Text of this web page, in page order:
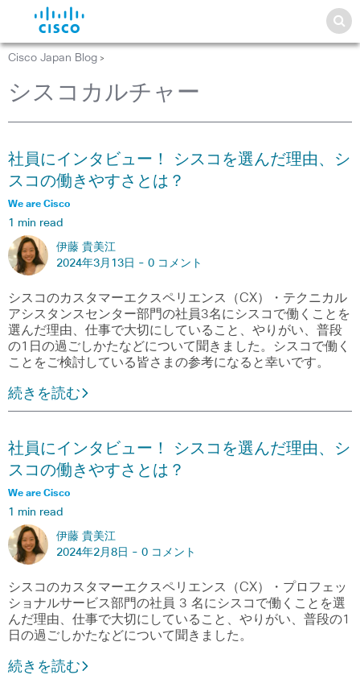
Cisco Japan Blog >
シスコカルチャー
社員にインタビュー！ シスコを選んだ理由、シ
スコの働きやすさとは？
We are Cisco
1 min read
伊藤 貴美江
2024年3月13日 - 0 コメント
シスコのカスタマーエクスペリエンス（CX）・テクニカル
アシスタンスセンター部門の社員3名にシスコで働くことを
選んだ理由、仕事で大切にしていること、やりがい、普段
の1日の過ごしかたなどについて聞きました。シスコで働く
ことをご検討している皆さまの参考になると幸いです。
続きを読む
社員にインタビュー！ シスコを選んだ理由、シ
スコの働きやすさとは？
We are Cisco
1 min read
伊藤 貴美江
2024年2月8日 - 0 コメント
シスコのカスタマーエクスペリエンス（CX）・プロフェッ
ショナルサービス部門の社員 3 名にシスコで働くことを選
んだ理由、仕事で大切にしていること、やりがい、普段の1
日の過ごしかたなどについて聞きました。
続きを読む